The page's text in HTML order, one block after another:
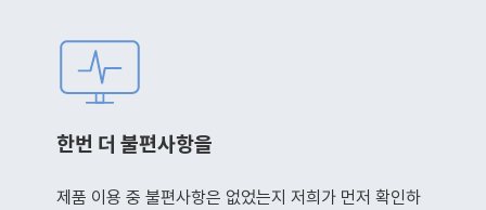
한번 더 불편사항을
제품 이용 중 불편사항은 없었는지 저희가 먼저 확인하